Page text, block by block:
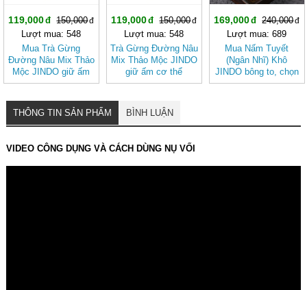
119,000
150,000
Lượt mua: 548
Mua Trà Gừng
Đường Nâu Mix Thảo
Mộc JINDO giữ ấm
cơ thể, tốt cho sức
119,000
150,000
Lượt mua: 548
Trà Gừng Đường Nâu
Mix Thảo Mộc JINDO
giữ ấm cơ thể
169,000
240,000
Lượt mua: 689
Mua Nấm Tuyết
(Ngân Nhĩ) Khô
JINDO bông to, chọn
lọc tốt cho sức khỏe
THÔNG TIN SẢN PHẨM BÌNH LUẬN
VIDEO CÔNG DỤNG VÀ CÁCH DÙNG NỤ VỐI